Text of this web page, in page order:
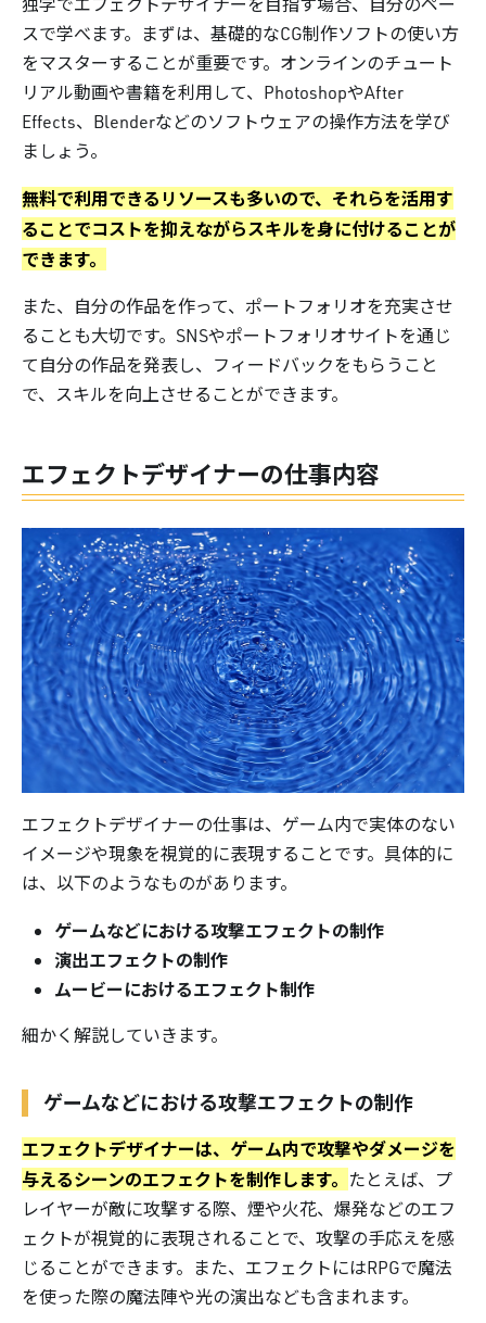
独学でエフェクトデザイナーを目指す場合、自分のペー
スで学べます。まずは、基礎的なCG制作ソフトの使い方
をマスターすることが重要です。オンラインのチュート
リアル動画や書籍を利用して、PhotoshopやAfter
Effects、Blenderなどのソフトウェアの操作方法を学び
ましょう。
無料で利用できるリソースも多いので、それらを活用す
ることでコストを抑えながらスキルを身に付けることが
できます。
また、自分の作品を作って、ポートフォリオを充実させ
ることも大切です。SNSやポートフォリオサイトを通じ
て自分の作品を発表し、フィードバックをもらうこと
で、スキルを向上させることができます。
エフェクトデザイナーの仕事内容
エフェクトデザイナーの仕事は、ゲーム内で実体のない
イメージや現象を視覚的に表現することです。具体的に
は、以下のようなものがあります。
ゲームなどにおける攻撃エフェクトの制作
演出エフェクトの制作
ムービーにおけるエフェクト制作
細かく解説していきます。
ゲームなどにおける攻撃エフェクトの制作
エフェクトデザイナーは、ゲーム内で攻撃やダメージを
与えるシーンのエフェクトを制作します。 たとえば、プ
レイヤーが敵に攻撃する際、煙や火花、爆発などのエフ
ェクトが視覚的に表現されることで、攻撃の手応えを感
じることができます。また、エフェクトにはRPGで魔法
を使った際の魔法陣や光の演出なども含まれます。